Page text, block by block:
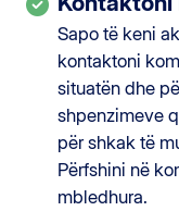
Sapo të keni
kontaktoni
situatën dhe
shpenzimeve
për shkak të
Përfshini në
mbledhura.